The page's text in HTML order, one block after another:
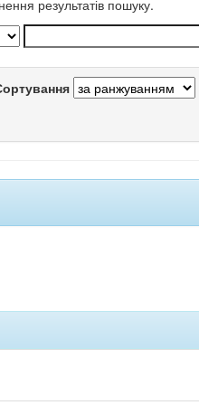
результатів пошуку.